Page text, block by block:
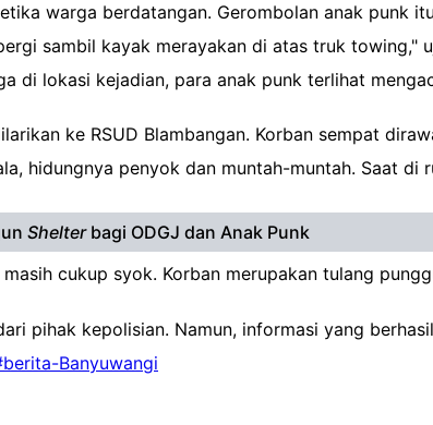
warga berdatangan. Gerombolan anak punk
sambil kayak merayakan di atas truk towing,"
di lokasi kejadian, para anak punk terlihat
ke RSUD Blambangan. Korban sempat
hidungnya penyok dan muntah-muntah. Saat
Shelterbagi ODGJ dan Anak Punk
cukup syok. Korban merupakan tulang
pihak kepolisian. Namun, informasi yang
Banyuwangi